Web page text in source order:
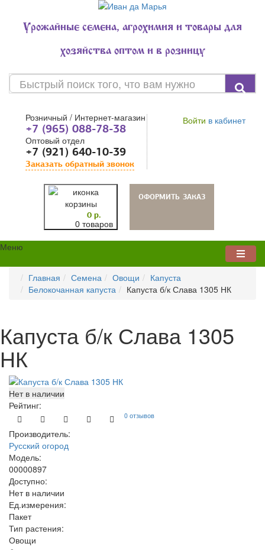
Урожайные семена, агрохимия и товары для
хозяйства оптом и в розницу
Розничный / Интернет-магазин
+7 (965) 088-78-38
Оптовый отдел
+7 (921) 640-10-39
Заказать обратный звонок
Войти в кабинет
oформить заказ
0 р.
0 товаров
Меню
Главная Семена Овощи
Капуста
Белокочанная капуста
Капуста б/к Слава 1305 НК
Капуста б/к Слава 1305
НК
Нет в наличии
Рейтинг:
0 отзывов
Производитель:
Русский огород
Модель:
00000897
Доступно:
Нет в наличии
Ед.измерения:
Пакет
Тип растения:
Овощи